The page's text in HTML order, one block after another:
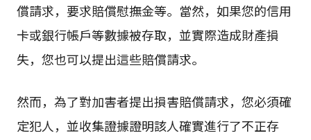
償請求，要求賠償慰撫金等。當然，如果您的信用
卡或銀行帳戶等數據被存取，並實際造成財產損
失，您也可以提出這些賠償請求。
然而，為了對加害者提出損害賠償請求，您必須確
定犯人，並收集證據證明該人確實進行了不正存